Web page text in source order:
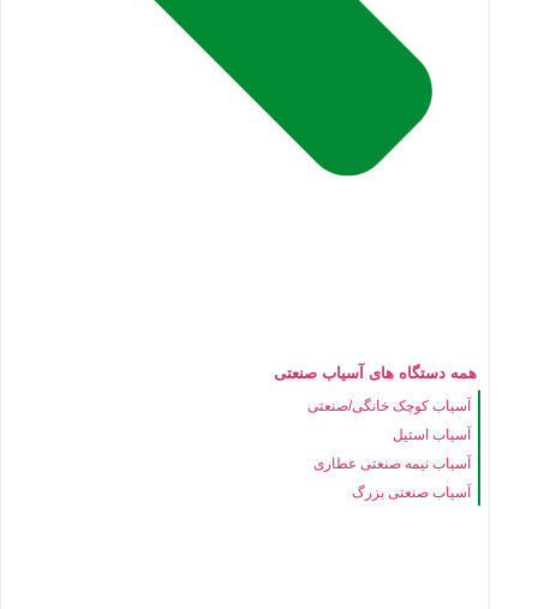
همه دستگاه های آسیاب صنعتی
آسیاب کوچک خانگی/صنعتی
آسیاب استیل
آسیاب نیمه صنعتی عطاری
آسیاب صنعتی بزرگ